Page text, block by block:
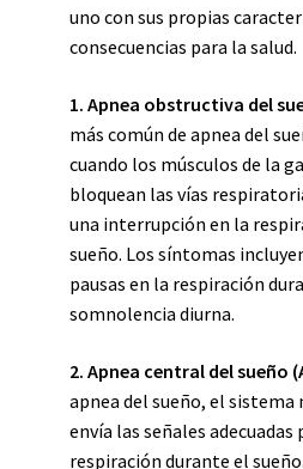
uno con sus propias
consecuencias para la salud.
1. Apnea obstructiva del
más común de apnea del
cuando los músculos de la
bloquean las vías
una interrupción en la
sueño. Los síntomas
pausas en la respiración
somnolencia diurna.
2. Apnea central del sueño
apnea del sueño, el
envía las señales
respiración durante el